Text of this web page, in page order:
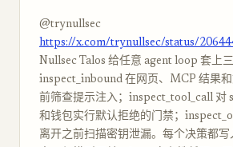
@trynullsec
https://x.com/trynullsec/status/
Nullsec Talos 给任意 agent loop 套上
inspect_inbound 在网页、MCP 结果
前筛查提示注入；inspect_tool_call 对
和钱包实行默认拒绝的门禁；
离开之前扫描密钥泄漏。每个决策都写